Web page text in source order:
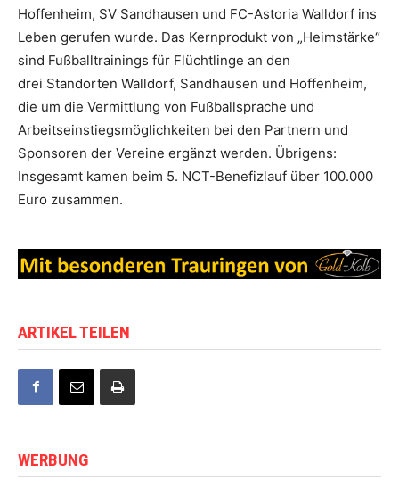
Hoffenheim, SV Sandhausen und FC-Astoria Walldorf ins
Leben gerufen wurde. Das Kernprodukt von „Heimstärke“
sind Fußballtrainings für Flüchtlinge an den
drei Standorten Walldorf, Sandhausen und Hoffenheim,
die um die Vermittlung von Fußballsprache und
Arbeitseinstiegsmöglichkeiten bei den Partnern und
Sponsoren der Vereine ergänzt werden. Übrigens:
Insgesamt kamen beim 5. NCT-Benefizlauf über 100.000
Euro zusammen.
ARTIKEL TEILEN
WERBUNG